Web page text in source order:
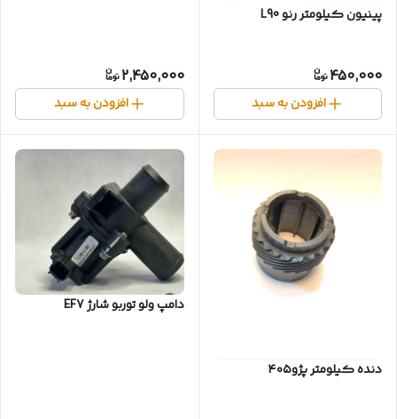
پینیون کیلومتر رنو L90
450,000
افزودن به سبد
2,450,000
افزودن به سبد
دنده کیلومتر پژو۴۰۵
دامپ ولو توربو شارژ EF7